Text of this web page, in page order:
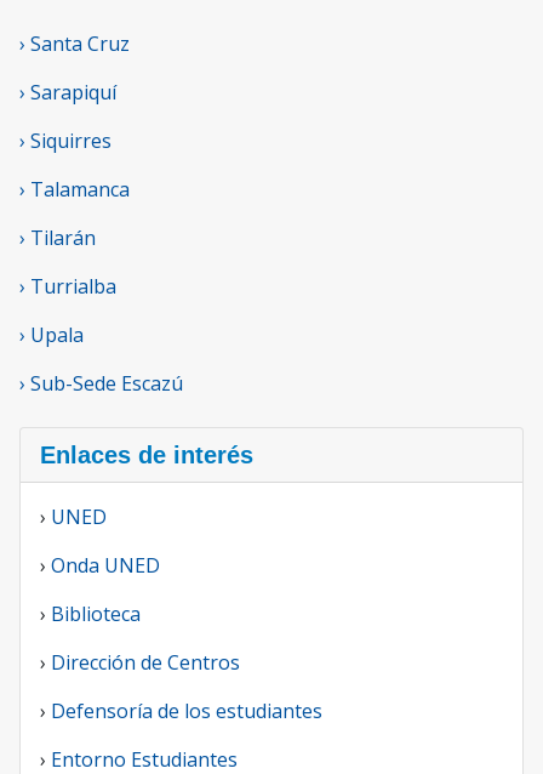
› Santa Cruz
› Sarapiquí
› Siquirres
› Talamanca
› Tilarán
› Turrialba
› Upala
› Sub-Sede Escazú
Enlaces de interés
› UNED
› Onda UNED
› Biblioteca
› Dirección de Centros
› Defensoría de los estudiantes
› Entorno Estudiantes